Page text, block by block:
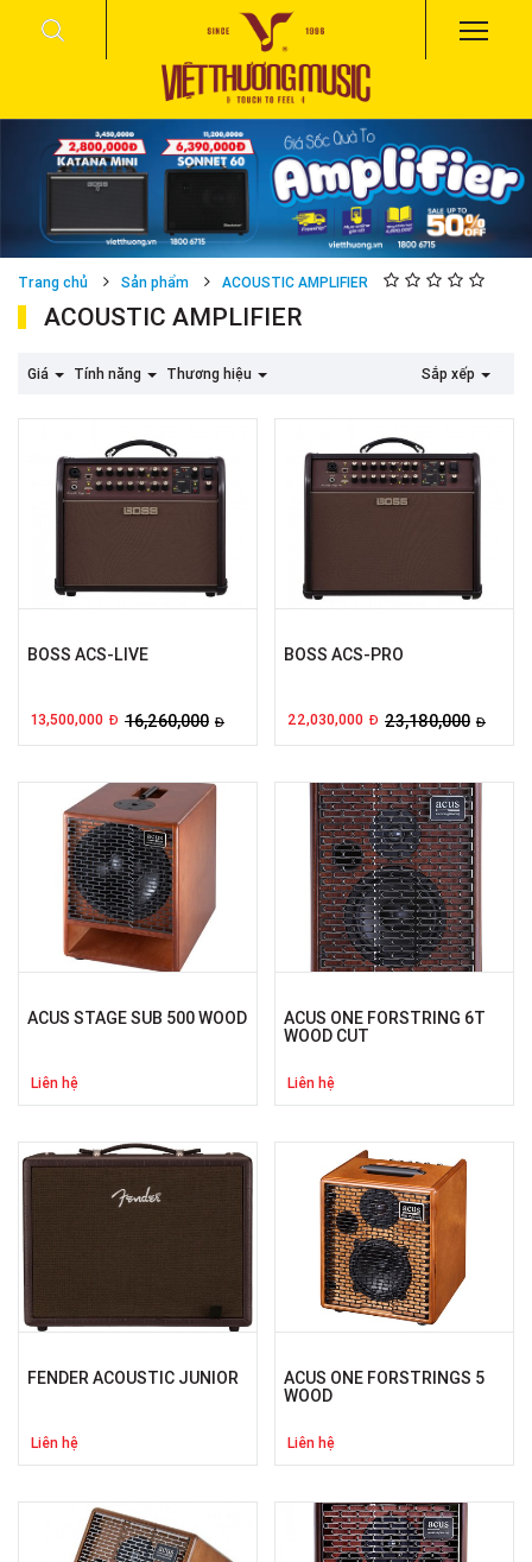
Trang chủ Sản phẩm ACOUSTIC AMPLIFIER
ACOUSTIC AMPLIFIER
Giá Tính năng Thương hiệu Sắp xếp
BOSS ACS-LIVE
13,500,000 Đ 16,260,000 Đ
BOSS ACS-PRO
22,030,000 Đ 23,180,000 Đ
ACUS STAGE SUB 500 WOOD
Liên hệ
ACUS ONE FORSTRING 6T
WOOD CUT
Liên hệ
FENDER ACOUSTIC JUNIOR
Liên hệ
ACUS ONE FORSTRINGS 5
WOOD
Liên hệ